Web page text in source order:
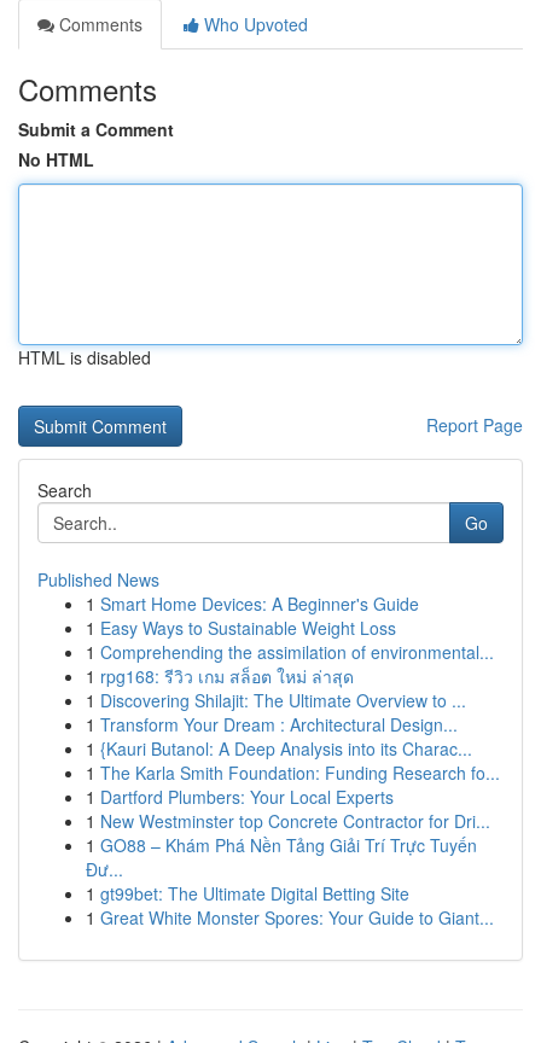
Comments
Who Upvoted
Comments
Submit a Comment
No HTML
HTML is disabled
Report Page
Search
Go
Published News
1 Smart Home Devices: A Beginner's Guide
1 Easy Ways to Sustainable Weight Loss
1 Comprehending the assimilation of environmental...
1 rpg168: รีวิว เกม สล็อต ใหม่ ล่าสุด
1 Discovering Shilajit: The Ultimate Overview to ...
1 Transform Your Dream : Architectural Design...
1 {Kauri Butanol: A Deep Analysis into its Charac...
1 The Karla Smith Foundation: Funding Research fo...
1 Dartford Plumbers: Your Local Experts
1 New Westminster top Concrete Contractor for Dri...
1 GO88 – Khám Phá Nền Tảng Giải Trí Trực Tuyến
Đư...
1 gt99bet: The Ultimate Digital Betting Site
1 Great White Monster Spores: Your Guide to Giant...